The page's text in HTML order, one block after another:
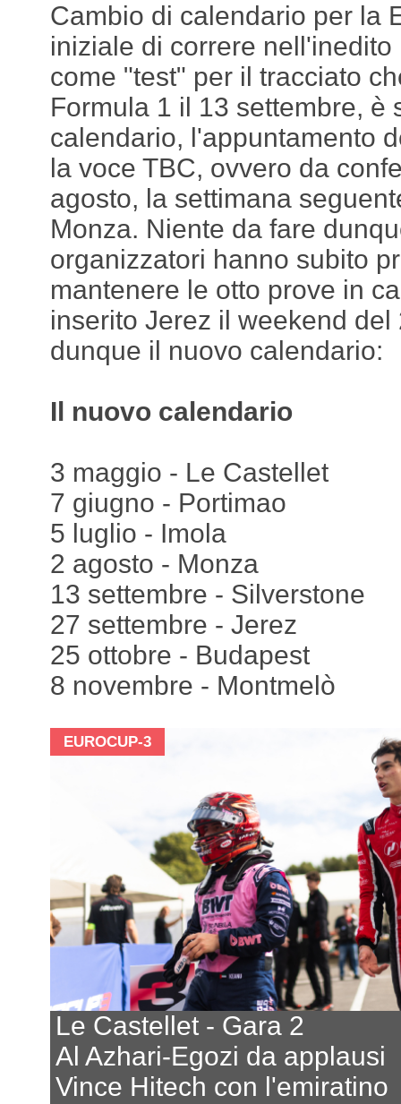
Cambio di calendario per la
iniziale di correre
come "test" per il tracciato
Formula 1 il 13 settembre, è
calendario, l'appuntamento
la voce TBC, ovvero da
agosto, la settimana
Monza. Niente da fare
organizzatori hanno subito
mantenere le otto prove in
inserito Jerez il weekend
dunque il nuovo calendario:
Il nuovo calendario
3 maggio - Le Castellet
7 giugno - Portimao
5 luglio - Imola
2 agosto - Monza
13 settembre - Silverstone
27 settembre - Jerez
25 ottobre - Budapest
8 novembre - Montmelò
EUROCUP-3
Le Castellet - Gara 2
Al Azhari-Egozi da applausi
Vince Hitech con l'emiratino